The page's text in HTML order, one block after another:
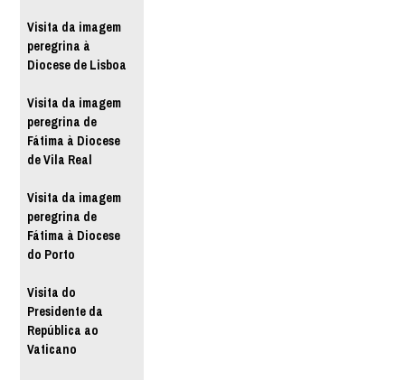
Visita da imagem
peregrina à
Diocese de Lisboa
Visita da imagem
peregrina de
Fátima à Diocese
de Vila Real
Visita da imagem
peregrina de
Fátima à Diocese
do Porto
Visita do
Presidente da
República ao
Vaticano